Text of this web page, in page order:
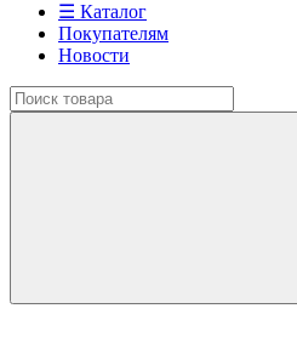
☰ Каталог
Покупателям
Новости